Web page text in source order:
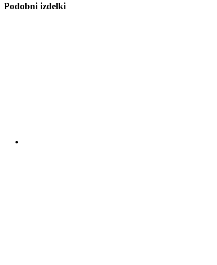
Podobni izdelki